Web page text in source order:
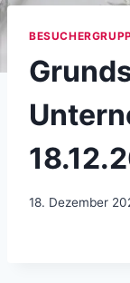
18. Dezember